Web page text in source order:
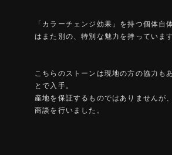
「カラーチェンジ効果」を持つ個体自
はまた別の、特別な魅力を持っています
こちらのストーンは現地の方の協力も
とで入手。
産地を保証するものではありませんが
商談を行いました。